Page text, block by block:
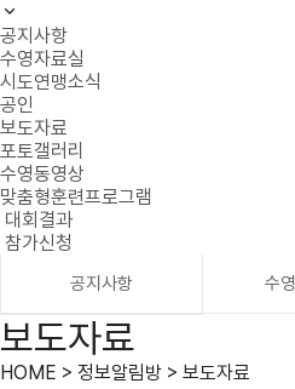
공지사항
수영자료실
시도연맹소식
공인
보도자료
포토갤러리
수영동영상
맞춤형훈련프로그램
대회결과
참가신청
공지사항 수
보도자료
HOME > 정보알림방 > 보도자료